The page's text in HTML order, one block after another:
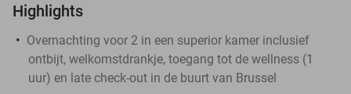
Highlights
Overnachting voor 2 in een superior kamer inclusief
ontbijt, welkomstdrankje, toegang tot de wellness (1
uur) en late check-out in de buurt van Brussel